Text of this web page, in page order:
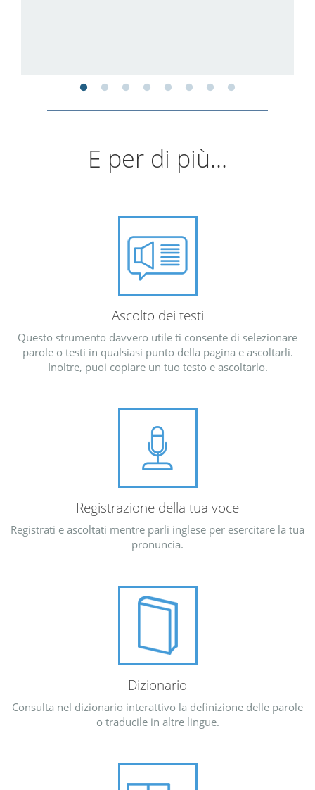
E per di più...
Ascolto dei testi
Questo strumento davvero utile ti consente di selezionare
parole o testi in qualsiasi punto della pagina e ascoltarli.
Inoltre, puoi copiare un tuo testo e ascoltarlo.
Registrazione della tua voce
Registrati e ascoltati mentre parli inglese per esercitare la tua
pronuncia.
Dizionario
Consulta nel dizionario interattivo la definizione delle parole
o traducile in altre lingue.